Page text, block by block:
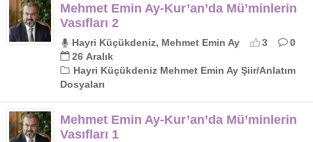
Mehmet Emin Ay-Kur’an’da Mü’minlerin
Vasıfları 2
Hayri Küçükdeniz, Mehmet Emin Ay 3
0
26 Aralık
Hayri Küçükdeniz Mehmet Emin Ay Şiir/Anlatım
Dosyaları
Mehmet Emin Ay-Kur’an’da Mü’minlerin
Vasıfları 1